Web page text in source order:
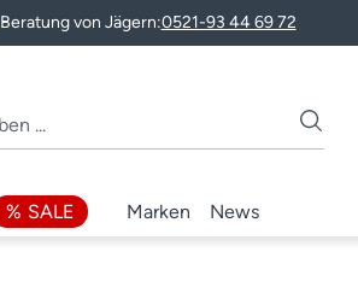
Beratung von Jägern:0521-93 44 69 72
SALE Marken News